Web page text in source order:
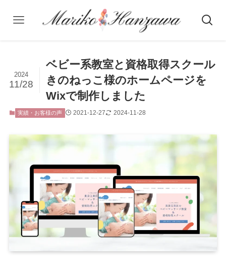
ベビー系教室と資格取得スクール
きのねっこ様のホームページを
Wixで制作しました
2024
11/28
実績・お客様の声 2021-12-27 2024-11-28